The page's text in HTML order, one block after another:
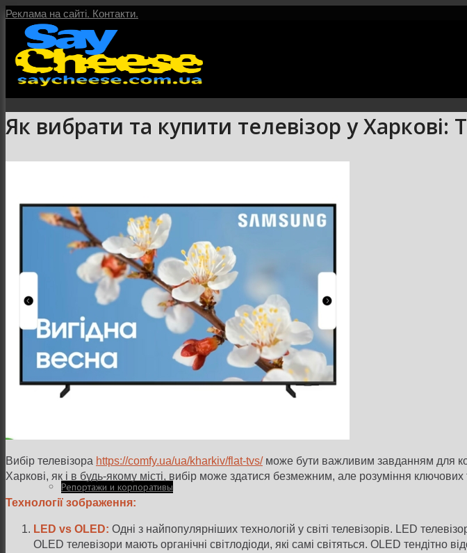
Реклама на сайті. Контакти.
Послуги
Интерьер и архитектура
Репортажи и корпоративы
Як вибрати та купити телевізор у Харкові:
Вибір телевізора https://comfy.ua/ua/kharkiv/flat-tvs/може бути важливим завданням для
Харкові, як і в будь-якому місті, вибір може здатися безмежним, але розуміння
Технології зображення:
LED vs OLED: Одні з найпопулярніших технологій у світі телевізорів. LED
OLED телевізори мають органічні світлодіоди, які самі світяться. OLED тендітно